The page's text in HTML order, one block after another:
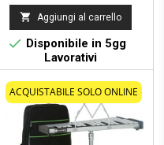
 Aggiungi al carrello
 Disponibile in 5gg
Lavorativi
ACQUISTABILE SOLO ONLINE